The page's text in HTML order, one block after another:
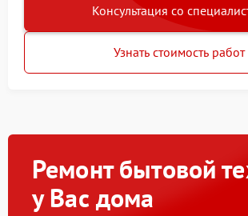
Консультация со
Узнать стоимость работ
Ремонт бытовой
у Вас дома